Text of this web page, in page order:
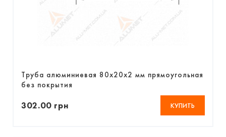
Труба алюминиевая 80х20х2 мм прямоугольная
без покрытия
302.00 грн КУПИТЬ